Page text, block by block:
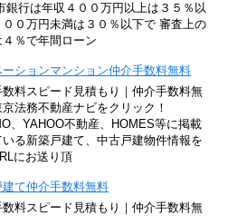
銀行は年収４００万円以上は３５％以
００万円未満は３０％以下で 審査上の
％で年間ローン
ーションマンション仲介手数料無料
数料スピード見積もり｜仲介手数料無
法務不動産ナビをクリック！
、YAHOO不動産、HOMES等に掲載
いる新築戸建て、中古戸建物件情報を
にお送り頂
建て仲介手数料無料
数料スピード見積もり｜仲介手数料無